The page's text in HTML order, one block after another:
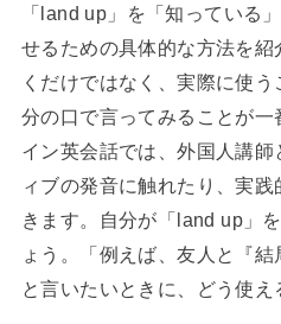
「land up」を「知っている
せるための具体的な方法を
くだけではなく、実際に使
分の口で言ってみることが
イン英会話では、外国人講
ィブの発音に触れたり、実
きます。自分が「land up」
ょう。「例えば、友人と『結
と言いたいときに、どう使え